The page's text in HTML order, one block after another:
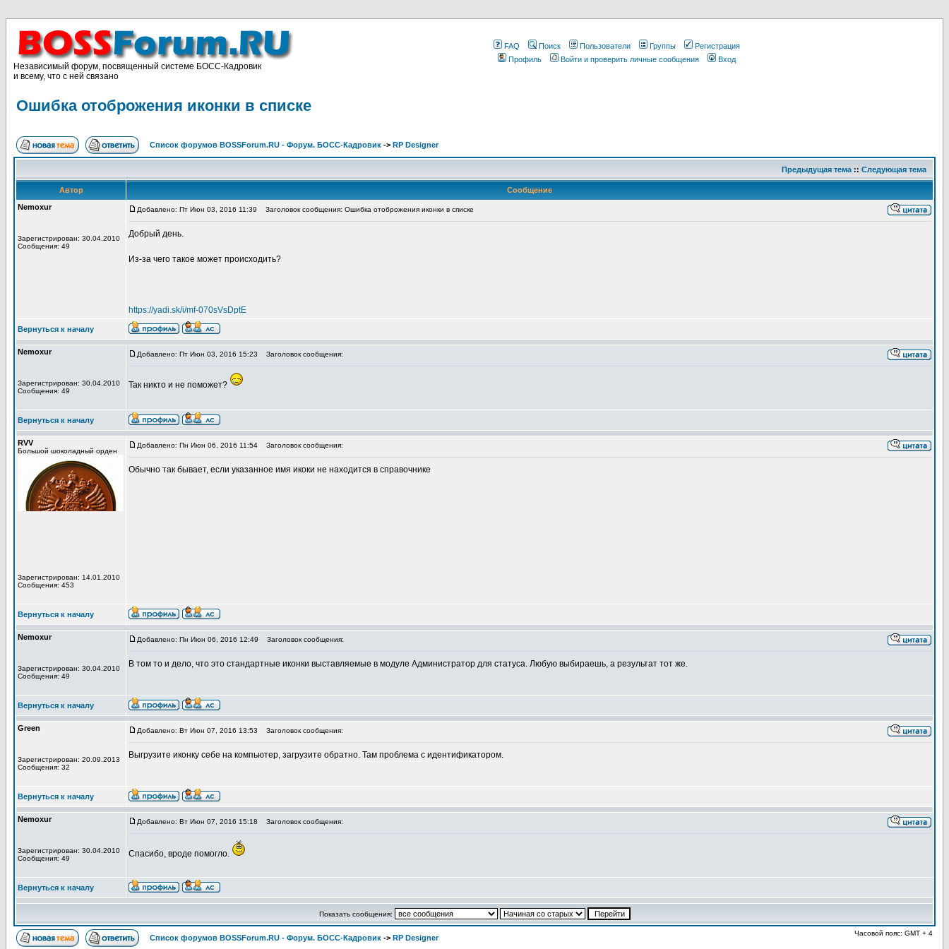
Независимый форум, посвященный системе БОСС-Кадровик
и всему, что с ней связано
FAQ Поиск Пользователи Группы
Регистрация
Профиль
Войти и проверить личные сообщения Вход
Ошибка отоброжения иконки в списке
Список форумов BOSSForum.RU - Форум. БОСС-Кадровик -> RP Designer
Предыдущая тема :: Следующая тема
Автор
Сообщение
Nemoxur
Зарегистрирован: 30.04.2010
Сообщения: 49
Добавлено: Пт Июн 03, 2016 11:39 Заголовок сообщения: Ошибка отоброжения иконки в списке
Добрый день.
Из-за чего такое может происходить?
https://yadi.sk/i/mf-070sVsDptE
Вернуться к началу
Nemoxur
Зарегистрирован: 30.04.2010
Сообщения: 49
Добавлено: Пт Июн 03, 2016 15:23 Заголовок сообщения:
Так никто и не поможет?
Вернуться к началу
RVV
Большой шоколадный орден
Зарегистрирован: 14.01.2010
Сообщения: 453
Добавлено: Пн Июн 06, 2016 11:54 Заголовок сообщения:
Обычно так бывает, если указанное имя икоки не находится в справочнике
Вернуться к началу
Nemoxur
Зарегистрирован: 30.04.2010
Сообщения: 49
Добавлено: Пн Июн 06, 2016 12:49 Заголовок сообщения:
В том то и дело, что это стандартные иконки выставляемые в модуле Администратор для статуса. Любую выбираешь, а результат тот же.
Вернуться к началу
Green
Зарегистрирован: 20.09.2013
Сообщения: 32
Добавлено: Вт Июн 07, 2016 13:53 Заголовок сообщения:
Выгрузите иконку себе на компьютер, загрузите обратно. Там проблема с идентификатором.
Вернуться к началу
Nemoxur
Зарегистрирован: 30.04.2010
Сообщения: 49
Добавлено: Вт Июн 07, 2016 15:18 Заголовок сообщения:
Спасибо, вроде помогло.
Вернуться к началу
Показать сообщения:
Список форумов BOSSForum.RU - Форум. БОСС-Кадровик -> RP Designer
Часовой пояс: GMT + 4